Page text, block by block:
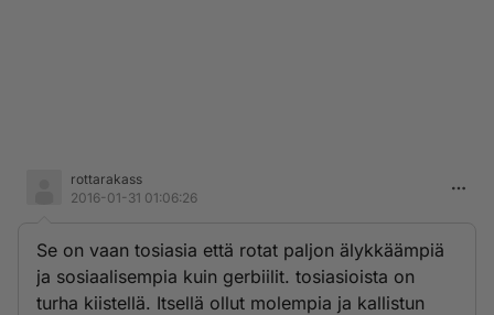
rottarakass
2016-01-31 01:06:26
Se on vaan tosiasia että rotat paljon älykkäämpiä
ja sosiaalisempia kuin gerbiilit. tosiasioista on
turha kiistellä. Itsellä ollut molempia ja kallistun